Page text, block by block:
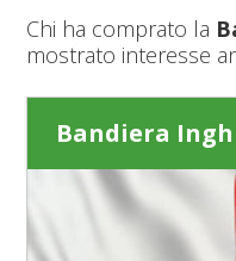
Chi ha comprato la
mostrato interesse
Bandiera